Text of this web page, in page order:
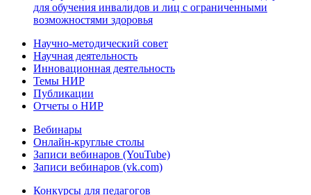
для обучения инвалидов и лиц с ограниченными
возможностями здоровья
Научно-методический совет
Научная деятельность
Инновационная деятельность
Темы НИР
Публикации
Отчеты о НИР
Вебинары
Онлайн-круглые столы
Записи вебинаров (YouTube)
Записи вебинаров (vk.com)
Конкурсы для педагогов